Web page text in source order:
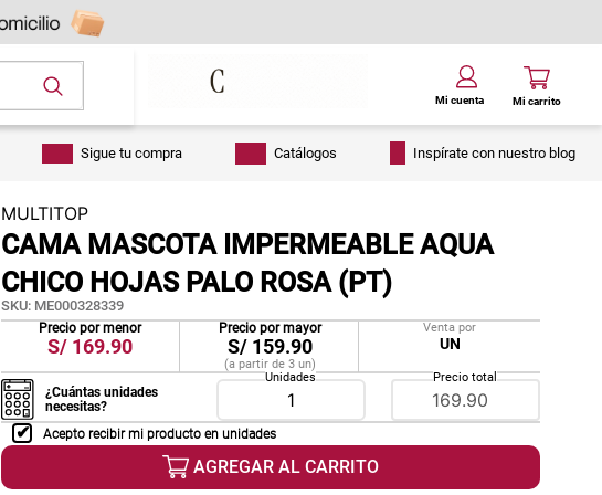
Sigue tu compra Catálogos Inspírate con nuestro blog
MULTITOP
CAMA MASCOTA IMPERMEABLE AQUA
CHICO HOJAS PALO ROSA (PT)
SKU: ME000328339
Precio por menor
S/ 169.90
Precio por mayor
S/ 159.90
(a partir de 3 un)
Venta por
UN
¿Cuántas unidades
necesitas?
Unidades Precio total
Acepto recibir mi producto en unidades
AGREGAR AL CARRITO